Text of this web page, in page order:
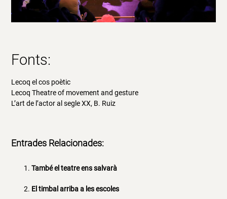
Fonts:
Lecoq el cos poètic
Lecoq Theatre of movement and gesture
L’art de l’actor al segle XX, B. Ruiz
Entrades Relacionades:
També el teatre ens salvarà
El timbal arriba a les escoles